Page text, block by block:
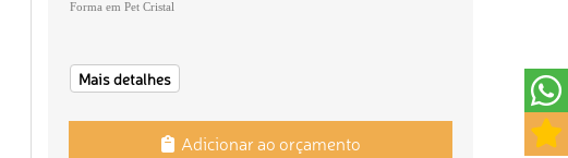
Forma em Pet Cristal
Mais detalhes
Adicionar ao orçamento